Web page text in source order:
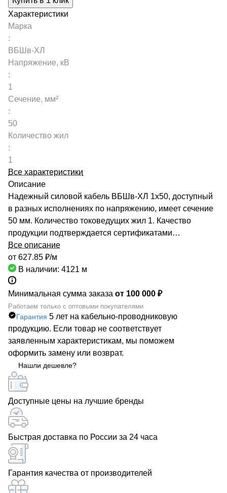
Характеристики
Марка
:
ВБШв-ХЛ
Напряжение, кВ
:
1
Сечение, мм²
:
50
Количество жил
:
1
Все характеристики
Описание
Надежный силовой кабель ВБШв-ХЛ 1х50, доступный
в разных исполнениях по напряжению, имеет сечение
50 мм. Количество токоведущих жил 1. Качество
продукции подтверждается сертификатами
соответствия Госстандарта и производителей. Мы
оперативно решим Вашу задачу с поставками
кабельной продукции любых марок и любого объема.
Компания РОСКАБ имеет партнерские отношения с
многими российскими предприятиями кабельно-
проводникой отрасли, поэтому имеет в своей
номенклатуре более 70000 маркоразмеров.
Собственные склады по всей России позволяют
выполнять заказы из любого города нашей страны.
Заказывайте силовой кабель ВБШв-ХЛ 1х50 по самым
выгодным ценам в РОСКАБ.
Все описание
от 627.85 ₽/м
В наличии: 4121 м
Минимальная сумма заказа от 100 000 ₽
Работаем только с оптовыми покупателями
Гарантия 5 лет на кабельно-проводниковую
продукцию. Если товар не соответствует
заявленным характеристикам, мы поможем
оформить замену или возврат.
Нашли дешевле?
Доступные цены на лучшие бренды
Быстрая доставка по России за 24 часа
Гарантия качества от производителей